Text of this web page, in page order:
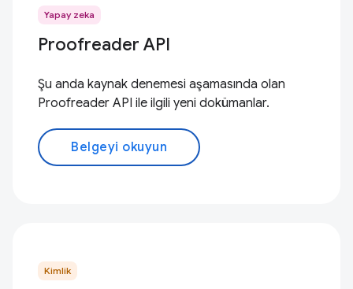
Yapay zeka
Proofreader API
Şu anda kaynak denemesi aşamasında olan
Proofreader API ile ilgili yeni dokümanlar.
Belgeyi okuyun
Kimlik